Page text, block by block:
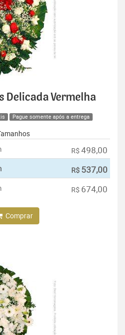
Delicada Vermelha
Pague somente após a entrega
R$ 498,00
R$ 537,00
R$ 674,00
Comprar